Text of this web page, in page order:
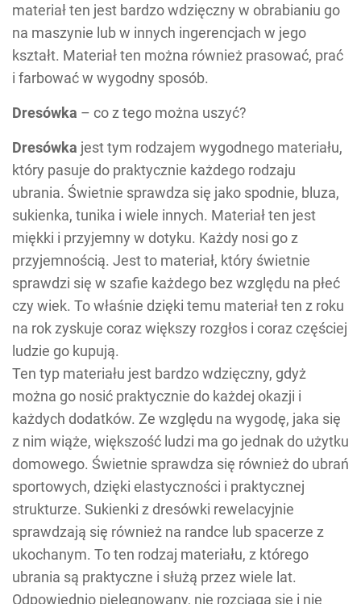
materiał ten jest bardzo wdzięczny w obrabianiu go
na maszynie lub w innych ingerencjach w jego
kształt. Materiał ten można również prasować, prać
i farbować w wygodny sposób.
Dresówka – co z tego można uszyć?
Dresówka jest tym rodzajem wygodnego materiału,
który pasuje do praktycznie każdego rodzaju
ubrania. Świetnie sprawdza się jako spodnie, bluza,
sukienka, tunika i wiele innych. Materiał ten jest
miękki i przyjemny w dotyku. Każdy nosi go z
przyjemnością. Jest to materiał, który świetnie
sprawdzi się w szafie każdego bez względu na płeć
czy wiek. To właśnie dzięki temu materiał ten z roku
na rok zyskuje coraz większy rozgłos i coraz częściej
ludzie go kupują.
Ten typ materiału jest bardzo wdzięczny, gdyż
można go nosić praktycznie do każdej okazji i
każdych dodatków. Ze względu na wygodę, jaka się
z nim wiąże, większość ludzi ma go jednak do użytku
domowego. Świetnie sprawdza się również do ubrań
sportowych, dzięki elastyczności i praktycznej
strukturze. Sukienki z dresówki rewelacyjnie
sprawdzają się również na randce lub spacerze z
ukochanym. To ten rodzaj materiału, z którego
ubrania są praktyczne i służą przez wiele lat.
Odpowiednio pielęgnowany, nie rozciąga się i nie